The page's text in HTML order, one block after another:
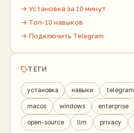
→ Установка за 10 минут
→ Топ-10 навыков
→ Подключить Telegram
ТЕГИ
установка навыки telegram
macos windows enterprise
open-source llm privacy